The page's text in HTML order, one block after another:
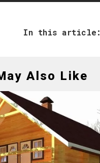
In this article:
Also Like